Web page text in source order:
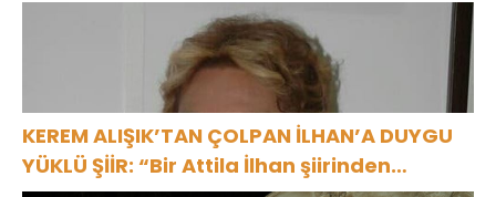
KEREM ALIŞIK’TAN ÇOLPAN İLHAN’A DUYGU
YÜKLÜ ŞİİR: “Bir Attila İlhan şiirinden